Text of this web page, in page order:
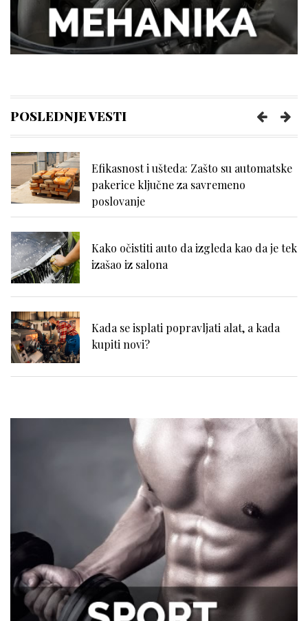
POSLEDNJE VESTI
Kako kancelarija postaje mesto
efikasnosti i mentalne jasnoće?
Efikasnost i ušteda: Zašto su automatske
pakerice ključne za savremeno
poslovanje
Kako očistiti auto da izgleda kao da je tek
izašao iz salona
Kada se isplati popravljati alat, a kada
kupiti novi?
potcenjuju?
Zdravlje zuba i samopouzdanje: Zašto je
osmeh ključan za svakog muškarca
Tegobe sa sinusima koje muškarci
najčešće trpe bez odlaska kod lekara